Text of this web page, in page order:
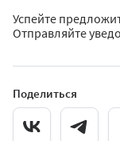
Успейте
Отправляйте
Поделиться